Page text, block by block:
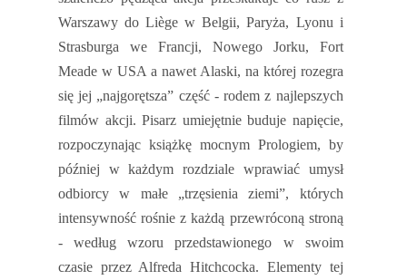
Warszawy do Liège w Belgii, Paryża, Lyonu i
Strasburga we Francji, Nowego Jorku, Fort
Meade w USA a nawet Alaski, na której rozegra
się jej „najgorętsza” część - rodem z najlepszych
filmów akcji. Pisarz umiejętnie buduje napięcie,
rozpoczynając książkę mocnym Prologiem, by
później w każdym rozdziale wprawiać umysł
odbiorcy w małe „trzęsienia ziemi”, których
intensywność rośnie z każdą przewróconą stroną
- według wzoru przedstawionego w swoim
czasie przez Alfreda Hitchcocka. Elementy tej